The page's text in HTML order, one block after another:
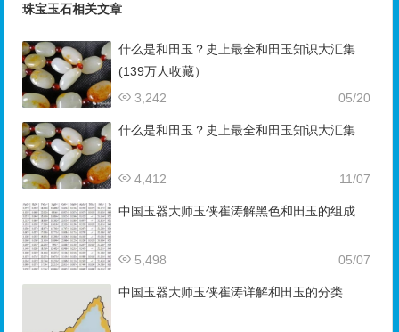
珠宝玉石相关文章
什么是和田玉？史上最全和田玉知识大汇集
(139万人收藏）
05/20
3,242
什么是和田玉？史上最全和田玉知识大汇集
11/07
4,412
中国玉器大师玉侠崔涛解黑色和田玉的组成
05/07
5,498
中国玉器大师玉侠崔涛详解和田玉的分类